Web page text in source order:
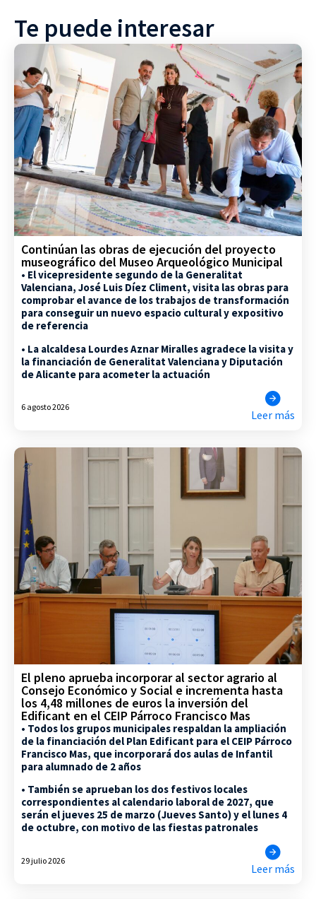
Te puede interesar
Continúan las obras de ejecución del proyecto
museográfico del Museo Arqueológico Municipal
• El vicepresidente segundo de la Generalitat
Valenciana, José Luis Díez Climent, visita las obras para
comprobar el avance de los trabajos de transformación
para conseguir un nuevo espacio cultural y expositivo
de referencia
• La alcaldesa Lourdes Aznar Miralles agradece la visita y
la financiación de Generalitat Valenciana y Diputación
de Alicante para acometer la actuación
6 agosto 2026
Leer más
El pleno aprueba incorporar al sector agrario al
Consejo Económico y Social e incrementa hasta
los 4,48 millones de euros la inversión del
Edificant en el CEIP Párroco Francisco Mas
• Todos los grupos municipales respaldan la ampliación
de la financiación del Plan Edificant para el CEIP Párroco
Francisco Mas, que incorporará dos aulas de Infantil
para alumnado de 2 años
• También se aprueban los dos festivos locales
correspondientes al calendario laboral de 2027, que
serán el jueves 25 de marzo (Jueves Santo) y el lunes 4
de octubre, con motivo de las fiestas patronales
29 julio 2026
Leer más